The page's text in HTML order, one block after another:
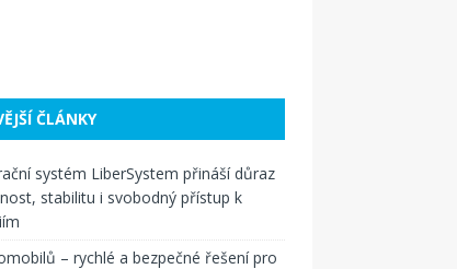
ČLÁNKY
systém LiberSystem přináší důraz
stabilitu i svobodný přístup k
– rychlé a bezpečné řešení pro